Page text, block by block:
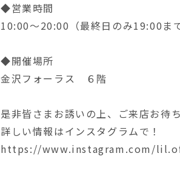
◆営業時間
10:00〜20:00（最終日のみ19:00まで
◆開催場所
金沢フォーラス ６階
是非皆さまお誘いの上、ご来店お待
詳しい情報はインスタグラムで！
https://www.instagram.com/